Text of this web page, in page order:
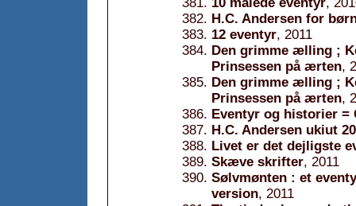
H.C. Andersen for
12 eventyr, 2011
Den grimme ælling ;
Prinsessen på ærten,
Den grimme ælling ;
Prinsessen på ærten,
Eventyr og historier =
H.C. Andersen ukiut
Livet er det dejligste
Skæve skrifter, 2011
Sølvmønten : et
version, 2011